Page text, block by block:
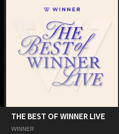
THE BEST OF WINNER LIVE
WINNER